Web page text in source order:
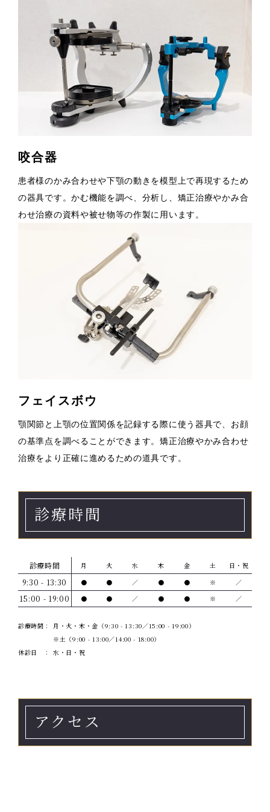
咬合器
患者様のかみ合わせや下顎の動きを模型上で再現するため
の器具です。かむ機能を調べ、分析し、矯正治療やかみ合
わせ治療の資料や被せ物等の作製に用います。
フェイスボウ
顎関節と上顎の位置関係を記録する際に使う器具で、お顔
の基準点を調べることができます。矯正治療やかみ合わせ
治療をより正確に進めるための道具です。
診療時間
診療時間 月 火 水 木 金 土 日・祝
9:30 - 13:30 ● ● ／ ● ● ※ ／
15:00 - 19:00 ● ● ／ ● ● ※ ／
診療時間
月・火・木・金（9:30 - 13:30／15:00 - 19:00）
※土（9:00 - 13:00／14:00 - 18:00）
休診日
水・日・祝
アクセス